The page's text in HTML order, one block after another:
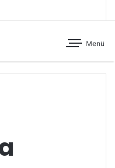
Menü